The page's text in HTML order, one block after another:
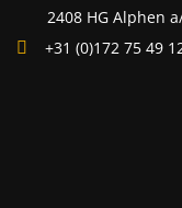
2408 HG Alphen
+31 (0)172 75 49